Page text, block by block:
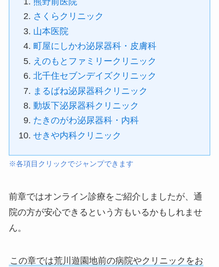
さくらクリニック
山本医院
町屋にしかわ泌尿器科・皮膚科
えのもとファミリークリニック
北千住セブンデイズクリニック
まるばね泌尿器科クリニック
動坂下泌尿器科クリニック
たきのがわ泌尿器科・内科
せきや内科クリニック
※各項目クリックでジャンプできます
前章ではオンライン診療をご紹介しましたが、通
院の方が安心できるという方もいるかもしれませ
ん。
この章では荒川遊園地前の病院やクリニックをお